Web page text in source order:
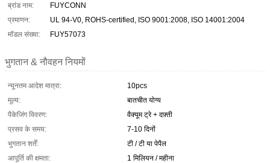
ब्रांड नाम:
FUYCONN
प्रमाणन:
UL 94-V0, ROHS-certified, ISO 9001:2008, ISO 14001:2004
मॉडल संख्या:
FUY57073
भुगतान & नौवहन नियमों
न्यूनतम आदेश मात्रा:
10pcs
मूल्य:
बातचीत योग्य
पैकेजिंग विवरण:
वैक्यूम ट्रे + दफ़्ती
प्रसव के समय:
7-10 दिनों
भुगतान शर्तें:
टी / टी या पेपैल
आपूर्ति की क्षमता:
1 मिलियन / महीना